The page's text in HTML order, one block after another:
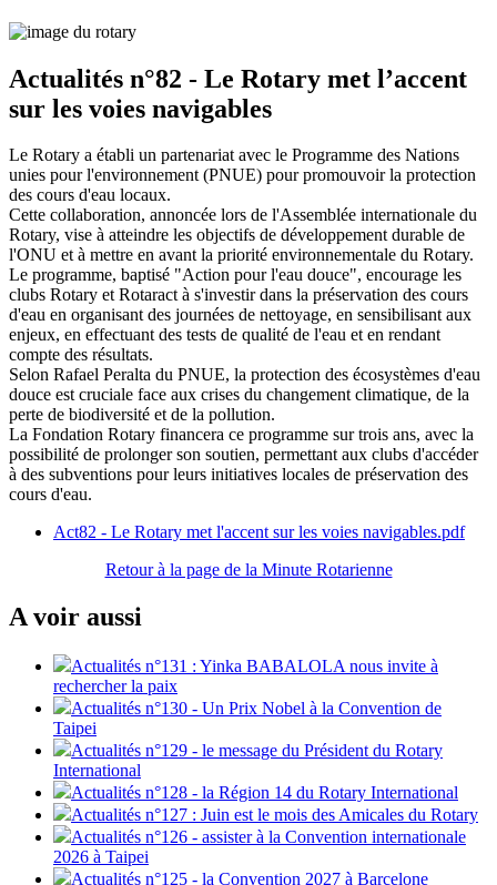
Actualités n°82 - Le Rotary met l’accent
sur les voies navigables
Le Rotary a établi un partenariat avec le Programme des Nations
unies pour l'environnement (PNUE) pour promouvoir la protection
des cours d'eau locaux.
Cette collaboration, annoncée lors de l'Assemblée internationale du
Rotary, vise à atteindre les objectifs de développement durable de
l'ONU et à mettre en avant la priorité environnementale du Rotary.
Le programme, baptisé "Action pour l'eau douce", encourage les
clubs Rotary et Rotaract à s'investir dans la préservation des cours
d'eau en organisant des journées de nettoyage, en sensibilisant aux
enjeux, en effectuant des tests de qualité de l'eau et en rendant
compte des résultats.
Selon Rafael Peralta du PNUE, la protection des écosystèmes d'eau
douce est cruciale face aux crises du changement climatique, de la
perte de biodiversité et de la pollution.
La Fondation Rotary financera ce programme sur trois ans, avec la
possibilité de prolonger son soutien, permettant aux clubs d'accéder
à des subventions pour leurs initiatives locales de préservation des
cours d'eau.
Act82 - Le Rotary met l'accent sur les voies navigables.pdf
Retour à la page de la Minute Rotarienne
A voir aussi
Actualités n°131 : Yinka BABALOLA nous invite à
rechercher la paix
Actualités n°130 - Un Prix Nobel à la Convention de
Taipei
Actualités n°129 - le message du Président du Rotary
International
Actualités n°128 - la Région 14 du Rotary International
Actualités n°127 : Juin est le mois des Amicales du Rotary
Actualités n°126 - assister à la Convention internationale
2026 à Taipei
Actualités n°125 - la Convention 2027 à Barcelone